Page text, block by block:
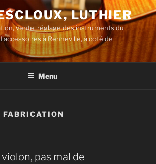
LUTHIER
vente, réglage des instruments du
à Renneville, à coté de
Menu
FABRICATION
pas mal de